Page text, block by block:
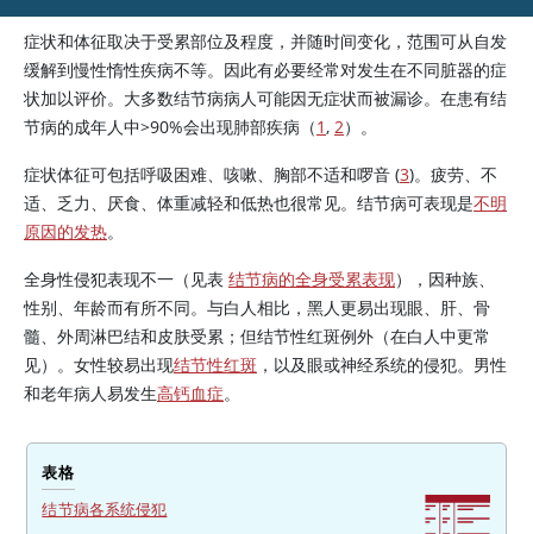
症状和体征取决于受累部位及程度，并随时间变化，范围可从自发
缓解到慢性惰性疾病不等。因此有必要经常对发生在不同脏器的症
状加以评价。大多数结节病病人可能因无症状而被漏诊。在患有结
节病的成年人中>90%会出现肺部疾病（1 , 2）。
症状体征可包括呼吸困难、咳嗽、胸部不适和啰音 (3)。疲劳、不
适、乏力、厌食、体重减轻和低热也很常见。结节病可表现是不明
原因的发热。
全身性侵犯表现不一（见表 结节病的全身受累表现），因种族、
性别、年龄而有所不同。与白人相比，黑人更易出现眼、肝、骨
髓、外周淋巴结和皮肤受累；但结节性红斑例外（在白人中更常
见）。女性较易出现结节性红斑 ，以及眼或神经系统的侵犯。男性
和老年病人易发生高钙血症。
表格
结节病各系统侵犯